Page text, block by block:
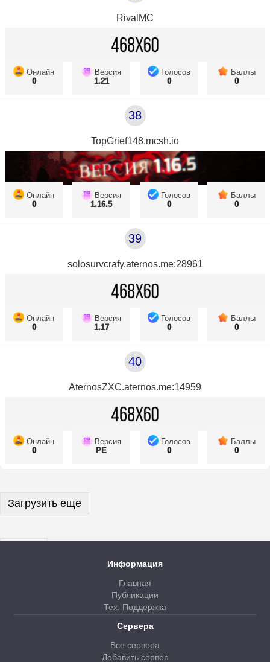
RivalMC
Онлайн
0
Версия
1.21
Голосов
0
Баллы
0
38
TopGrief148.mcsh.io
Онлайн
0
Версия
1.16.5
Голосов
0
Баллы
0
39
solosurvcrafy.aternos.me:28961
Онлайн
0
Версия
1.17
Голосов
0
Баллы
0
40
AternosZXC.aternos.me:14959
Онлайн
0
Версия
PE
Голосов
0
Баллы
0
Загрузить еще
Информация
Главная
Публикации
Тех. Поддержка
Сервера
Все сервера
Добавить сервер